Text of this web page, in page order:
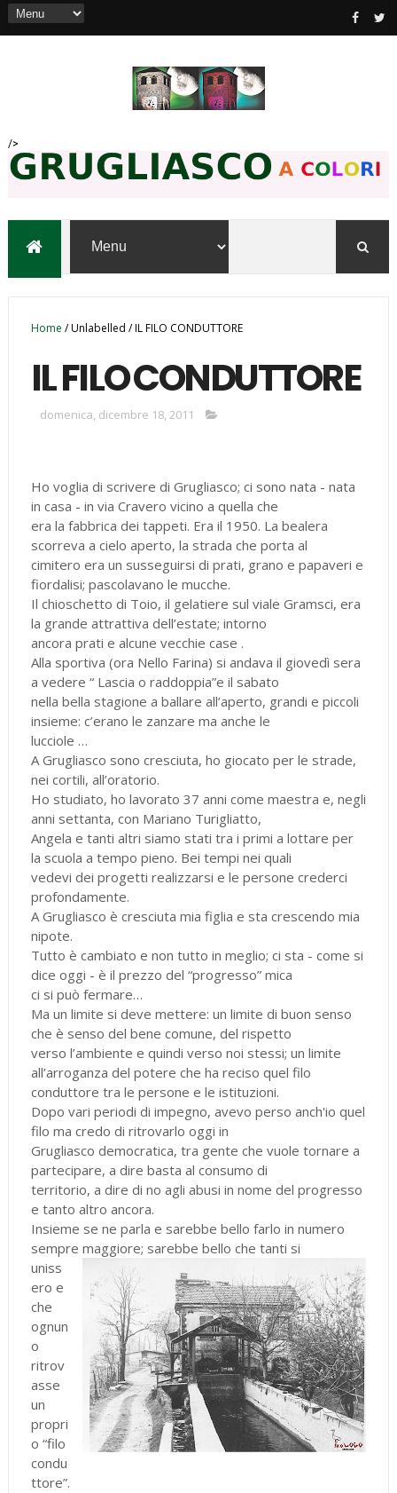
/>
Home /Unlabelled /IL FILO CONDUTTORE
IL FILO CONDUTTORE
domenica, dicembre 18, 2011
Ho voglia di scrivere di Grugliasco; ci sono nata - nata
in casa - in via Cravero vicino a quella che
era la fabbrica dei tappeti. Era il 1950. La bealera
scorreva a cielo aperto, la strada che porta al
cimitero era un susseguirsi di prati, grano e papaveri e
fiordalisi; pascolavano le mucche.
Il chioschetto di Toio, il gelatiere sul viale Gramsci, era
la grande attrattiva dell’estate; intorno
ancora prati e alcune vecchie case .
Alla sportiva (ora Nello Farina) si andava il giovedì sera
a vedere “ Lascia o raddoppia”e il sabato
nella bella stagione a ballare all’aperto, grandi e piccoli
insieme: c’erano le zanzare ma anche le
lucciole …
A Grugliasco sono cresciuta, ho giocato per le strade,
nei cortili, all’oratorio.
Ho studiato, ho lavorato 37 anni come maestra e, negli
anni settanta, con Mariano Turigliatto,
Angela e tanti altri siamo stati tra i primi a lottare per
la scuola a tempo pieno. Bei tempi nei quali
vedevi dei progetti realizzarsi e le persone crederci
profondamente.
A Grugliasco è cresciuta mia figlia e sta crescendo mia
nipote.
Tutto è cambiato e non tutto in meglio; ci sta - come si
dice oggi - è il prezzo del “progresso” mica
ci si può fermare…
Ma un limite si deve mettere: un limite di buon senso
che è senso del bene comune, del rispetto
verso l’ambiente e quindi verso noi stessi; un limite
all’arroganza del potere che ha reciso quel filo
conduttore tra le persone e le istituzioni.
Dopo vari periodi di impegno, avevo perso anch'io quel
filo ma credo di ritrovarlo oggi in
Grugliasco democratica, tra gente che vuole tornare a
partecipare, a dire basta al consumo di
territorio, a dire di no agli abusi in nome del progresso
e tanto altro ancora.
Insieme se ne parla e sarebbe bello farlo in numero
sempre maggiore; sarebbe bello che tanti si
uniss
ero e
che
ognun
o
ritrov
asse
un
propri
o “filo
condu
ttore”.